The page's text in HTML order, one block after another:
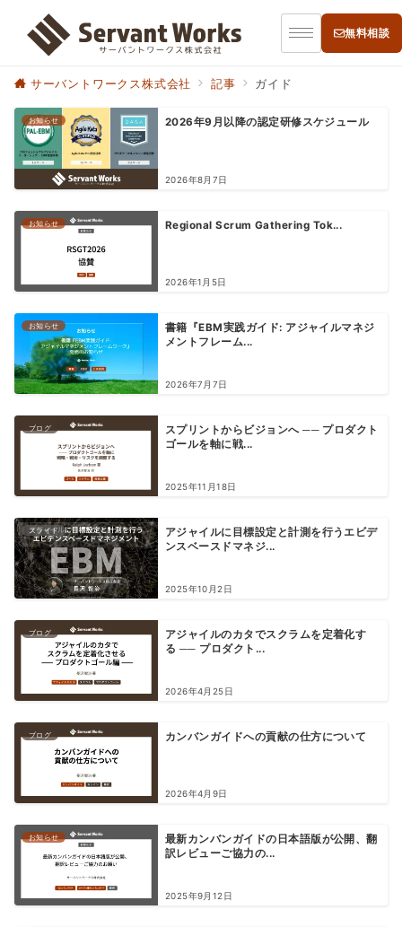
無料相談
サーバントワークス株式会社 記事 ガイド
お知らせ 2026年9月以降の認定研修スケジュール
2026年8月7日
お知らせ Regional Scrum Gathering Tok...
2026年1月5日
お知らせ
書籍『EBM実践ガイド: アジャイルマネジ
メントフレーム...
2026年7月7日
ブログ
スプリントからビジョンへ ── プロダクト
ゴールを軸に戦...
2025年11月18日
スライド
アジャイルに目標設定と計測を行うエビデ
ンスベースドマネジ...
2025年10月2日
ブログ
アジャイルのカタでスクラムを定着化す
る ── プロダクト...
2026年4月25日
ブログ カンバンガイドへの貢献の仕方について
2026年4月9日
お知らせ
最新カンバンガイドの日本語版が公開、翻
訳レビューご協力の...
2025年9月12日